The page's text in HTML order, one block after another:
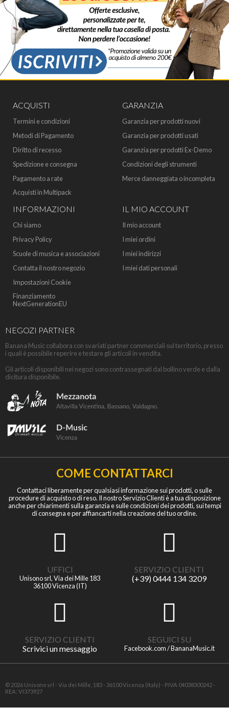
ACQUISTI
Termini e condizioni
Metodi di Pagamento
Diritto di recesso
Spedizione e consegna
Pagamento a rate
Acquisti in Multipack
GARANZIA
Garanzia per prodotti nuovi
Garanzia per prodotti usati
Garanzia per prodotti Ex-Demo
Condizioni degli strumenti
Merce danneggiata o incompleta
INFORMAZIONI
Chi siamo
Privacy Policy
Scuole di musica e associazioni
Contatta il nostro negozio
Impostazioni Cookie
Finanziamento
NextGenerationEU
IL MIO ACCOUNT
Il mio account
I miei ordini
I miei indirizzi
I miei dati personali
NEGOZI PARTNER
Banana Music collabora con svariati partner commerciali sul territorio, presso
i quali è possibile reperire e testare gli articoli in vendita.
Gli articoli disponibili nei negozi sono contrassegnati dal bollino verde e dalla
dicitura disponibile.
COME CONTATTARCI
Contattaci liberamente per qualsiasi informazione sui prodotti, o sulle
procedure di acquisto o di reso. Il nostro Servizio Clienti è a tua disposizione
anche per chiarimenti sulla garanzia e sulle condizioni dei prodotti, sui tempi
di consegna e per affiancarti nella creazione del tuo ordine.
UFFICI
Unisono srl, Via dei Mille 183
36100 Vicenza (IT)
SERVIZIO CLIENTI
(+39) 0444 134 3209
SERVIZIO CLIENTI
Scrivici un messaggio
SEGUICI SU
Facebook.com / BananaMusic.it
© 2026 Unisono srl - Via dei Mille, 183 - 36100 Vicenza (Italy) - P.IVA 04038300242 -
REA: VI373927